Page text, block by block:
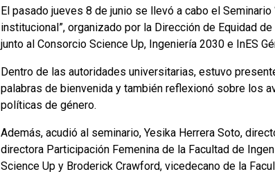
El pasado jueves 8 de junio se llevó a cabo el
institucional”, organizado por la Dirección de Equidad
junto al Consorcio Science Up, Ingeniería 2030 e InES
Dentro de las autoridades universitarias, estuvo
palabras de bienvenida y también reflexionó sobre los
políticas de género.
Además, acudió al seminario, Yesika Herrera Soto,
directora Participación Femenina de la Facultad de
Science Up y Broderick Crawford, vicedecano de la